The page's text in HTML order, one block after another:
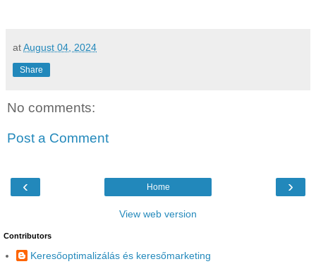
atAugust 04, 2024
Share
No comments:
Post a Comment
‹ ›
Home
View web version
Contributors
Keresőoptimalizálás és keresőmarketing